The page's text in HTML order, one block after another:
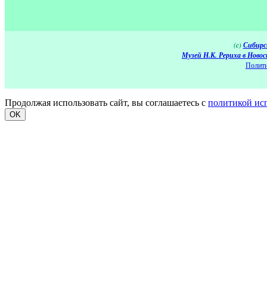
(c)
Музей Н.К. Рериха в
Продолжая использовать сайт, вы соглашаетесь с политикой
OK